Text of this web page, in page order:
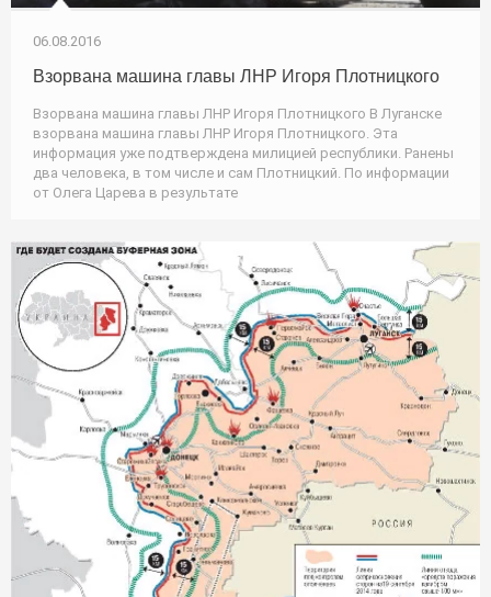
06.08.2016
Взорвана машина главы ЛНР Игоря Плотницкого
Взорвана машина главы ЛНР Игоря Плотницкого В Луганске
взорвана машина главы ЛНР Игоря Плотницкого. Эта
информация уже подтверждена милицией республики. Ранены
два человека, в том числе и сам Плотницкий. По информации
от Олега Царева в результате